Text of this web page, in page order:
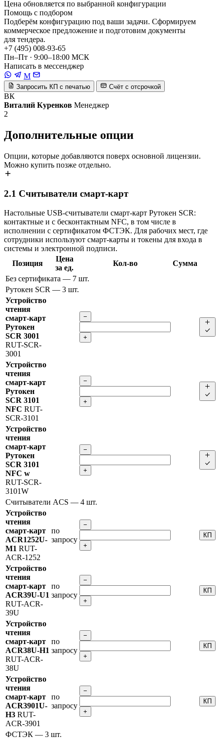
Цена обновляется по выбранной конфигурации
Помощь с подбором
Подберём конфигурацию под ваши задачи. Сформируем
коммерческое предложение и подготовим документы
для тендера.
+7 (495) 008-93-65
Пн–Пт · 9:00–18:00 МСК
Написать в мессенджер
M
Запросить КП с печатью Счёт с отсрочкой
ВК
Виталий Куренков Менеджер
2
Дополнительные опции
Опции, которые добавляются поверх основной лицензии.
Можно купить позже отдельно.
2.1 Считыватели смарт-карт
Настольные USB-считыватели смарт-карт Рутокен SCR:
контактные и с бесконтактным NFC, в том числе в
исполнении с сертификатом ФСТЭК. Для рабочих мест, где
сотрудники используют смарт-карты и токены для входа в
системы и электронной подписи.
Позиция
Цена
за ед.
Кол-во
Сумма
Без сертификата — 7 шт.
Рутокен SCR — 3 шт.
Устройство
чтения
смарт-карт
Рутокен
SCR 3001
RUT-SCR-
3001
−
+
Устройство
чтения
смарт-карт
Рутокен
SCR 3101
NFC RUT-
SCR-3101
−
+
Устройство
чтения
смарт-карт
Рутокен
SCR 3101
NFC w
RUT-SCR-
3101W
−
+
Считыватели ACS — 4 шт.
Устройство
чтения
смарт-карт
ACR1252U-
M1 RUT-
ACR-1252
по
запросу
−
+
КП
Устройство
чтения
смарт-карт
ACR39U-U1
RUT-ACR-
39U
по
запросу
−
+
КП
Устройство
чтения
смарт-карт
ACR38U-H1
RUT-ACR-
38U
по
запросу
−
+
КП
Устройство
чтения
смарт-карт
ACR3901U-
H3 RUT-
ACR-3901
по
запросу
−
+
КП
ФСТЭК — 3 шт.